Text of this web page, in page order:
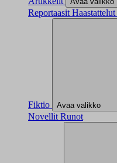
Reportaasit Haastattelut
Fiktio Avaa valikko
Novellit Runot